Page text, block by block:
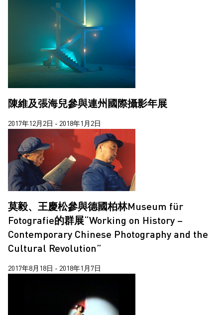
陳維及張海兒參與連州國際攝影年展
2017年12月2日 - 2018年1月2日
莫毅、王慶松參與德國柏林Museum für
Fotografie的群展“Working on History –
Contemporary Chinese Photography and the
Cultural Revolution”
2017年8月18日 - 2018年1月7日